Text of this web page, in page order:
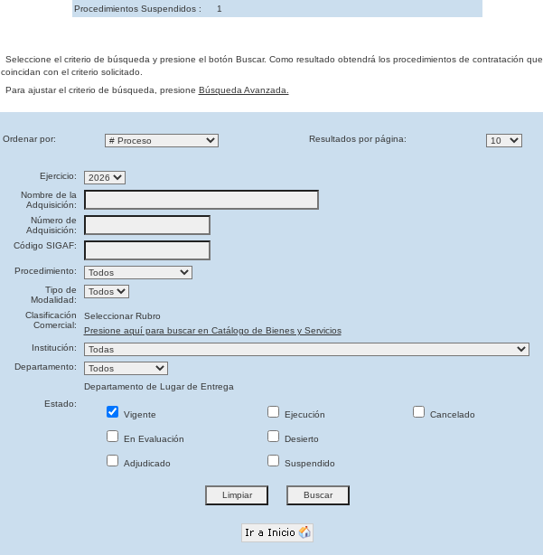
Procedimientos Suspendidos :
1
Seleccione el criterio de búsqueda y presione el botón Buscar. Como resultado obtendrá los procedimientos de contratación que
coincidan con el criterio solicitado.
Para ajustar el criterio de búsqueda, presione Búsqueda Avanzada.
Ordenar por: Resultados por página:
Ejercicio:
Nombre de la
Adquisición:
Número de
Adquisición:
Código SIGAF:
Procedimiento:
Tipo de
Modalidad:
Clasificación
Comercial:
Seleccionar Rubro
Presione aquí para buscar en Catálogo de Bienes y Servicios
Institución:
Departamento:
Departamento de Lugar de Entrega
Estado:
Vigente
Ejecución Cancelado
En Evaluación Desierto
Adjudicado Suspendido